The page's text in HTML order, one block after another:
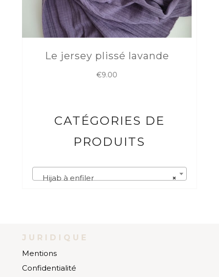
Le jersey plissé lavande
€9.00
CATÉGORIES DE
PRODUITS
×
Hijab à enfiler
JURIDIQUE
Mentions
Confidentialité